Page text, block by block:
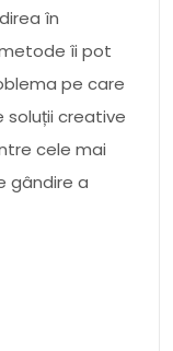
în
îi pot
pe care
soluții creative
cele mai
gândire a